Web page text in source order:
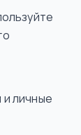
личные